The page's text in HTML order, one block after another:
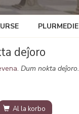
PLURMEDIE
deĵoro
.Dum nokta deĵoro.
Al la korbo